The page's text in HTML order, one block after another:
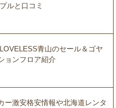
ルと口コミ
青山のセール＆ゴヤ
ョンフロア紹介
ー激安格安情報や北海道レンタ